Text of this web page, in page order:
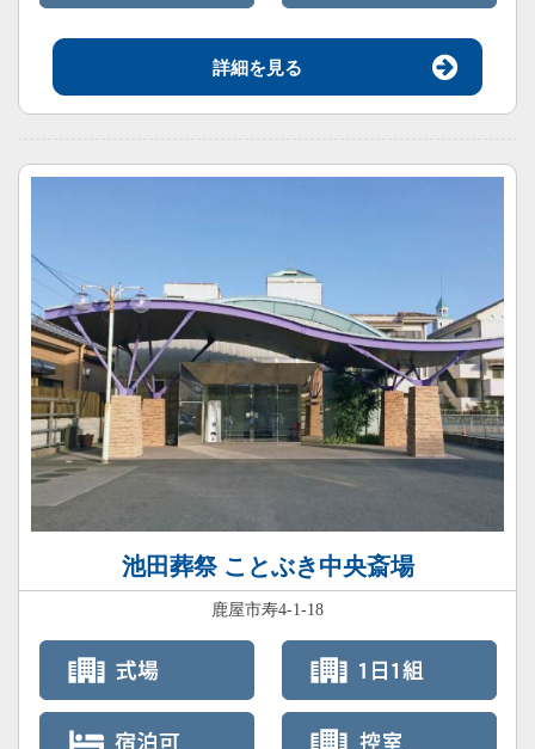
詳細を見る
池田葬祭 ことぶき中央斎場
鹿屋市寿4-1-18